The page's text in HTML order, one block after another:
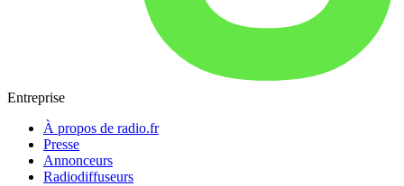
Entreprise
À propos de radio.fr
Presse
Annonceurs
Radiodiffuseurs